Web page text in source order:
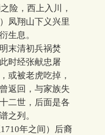
险，西上入川，
凤翔山下义兴里
生息。
末清初兵祸焚
时经张献忠屠
或被老虎吃掉，
返回，与家族失
二世，后面是各
之列。
年之间）后裔